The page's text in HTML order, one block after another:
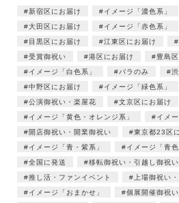
新宿区にお届け イメージ「濃色系」
大田区にお届け
イメージ「赤色系」
目黒区にお届け
江東区にお届け
受賞御祝い
港区にお届け
豊島
イメージ「白色系」
バラのみ
中野区にお届け
イメージ「緑色系」
公演御祝い・楽屋花
文京区にお届け
イメージ「黄色・オレンジ系」
イメ
開店御祝い・開業御祝い
東京都23区
イメージ「青・紫系」
イメージ「青色
全国に発送
移転御祝い・引越し御祝い
推し活・ファンイベント
上場御祝い
イメージ「おまかせ」
個展開催御祝